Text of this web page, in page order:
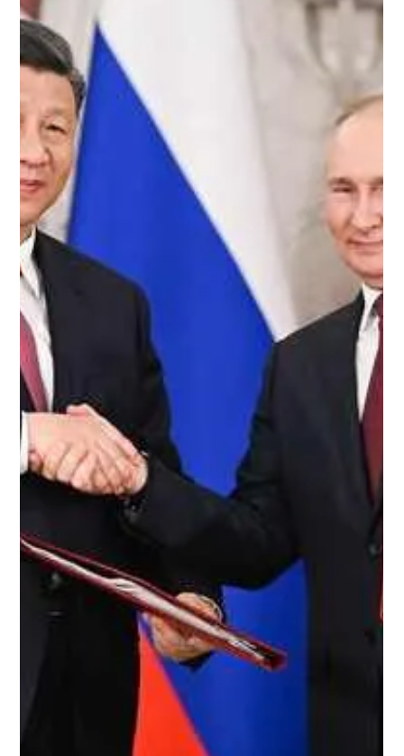
Redacción Noticias Hoy
2 min de lectura
China pone a la venta el EH216-S, el
primer taxi volador no tripulado del
mundo
No necesita pista y puede transportar dos pasajeros hasta
30 kilómetros a una velocidad de 130 k/m h. El EH216-S, el
primer taxi volador...